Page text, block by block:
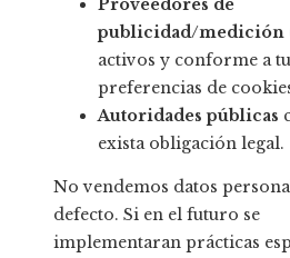
Proveedores de
publicidad/medición
activos y conforme a
preferencias de
Autoridades públicas
exista obligación legal.
No vendemos datos
defecto. Si en el futuro se
implementaran prácticas